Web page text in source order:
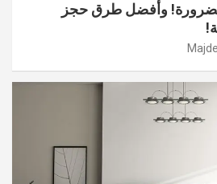
وأفضل طرق حجز